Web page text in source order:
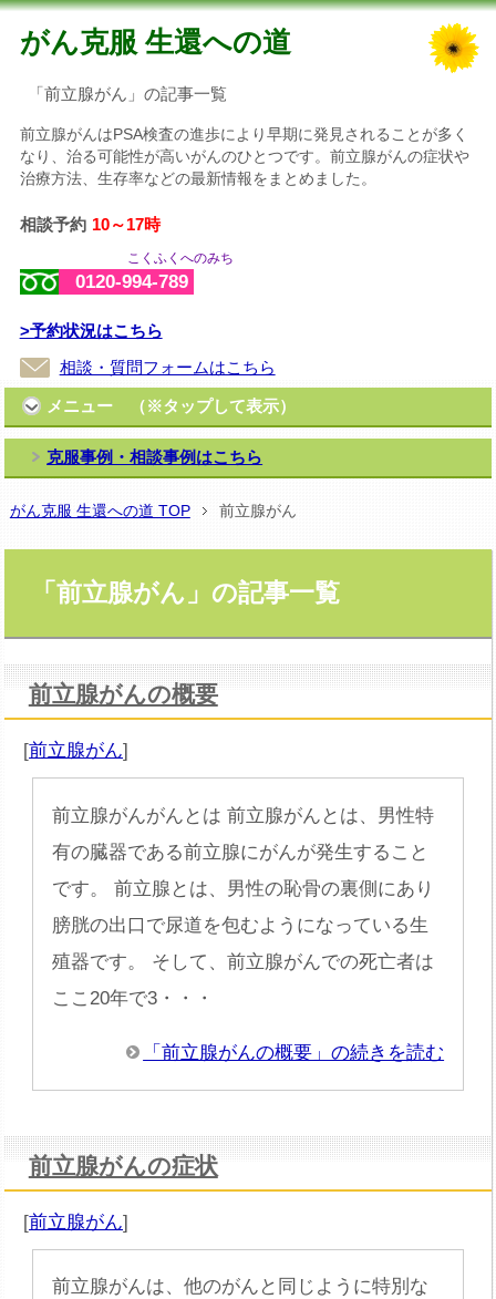
がん克服 生還への道
「前立腺がん」の記事一覧
前立腺がんはPSA検査の進歩により早期に発見されることが多く
なり、治る可能性が高いがんのひとつです。前立腺がんの症状や
治療方法、生存率などの最新情報をまとめました。
相談予約 10～17時
こくふくへのみち
0120-994-789
>予約状況はこちら
相談・質問フォームはこちら
メニュー （※タップして表示）
克服事例・相談事例はこちら
がん克服 生還への道 TOP 前立腺がん
「前立腺がん」の記事一覧
前立腺がんの概要
[前立腺がん]
前立腺がんがんとは 前立腺がんとは、男性特
有の臓器である前立腺にがんが発生すること
です。 前立腺とは、男性の恥骨の裏側にあり
膀胱の出口で尿道を包むようになっている生
殖器です。 そして、前立腺がんでの死亡者は
ここ20年で3・・・
「前立腺がんの概要」の続きを読む
前立腺がんの症状
[前立腺がん]
前立腺がんは、他のがんと同じように特別な